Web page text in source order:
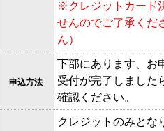
※クレジットカード
せんのでご了承くだ
ん）
申込方法
下部にあります、お
受付が完了しました
確認ください。
クレジットのみとな